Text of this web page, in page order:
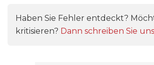
Haben Sie Fehler entdeckt?
kritisieren? Dann schreiben Sie